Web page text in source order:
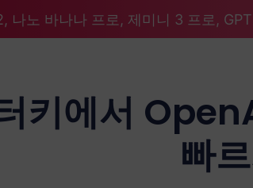
나노 바나나 프로, 제미니 3 프로,
키에서
빠